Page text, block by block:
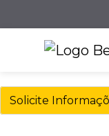
Solicite